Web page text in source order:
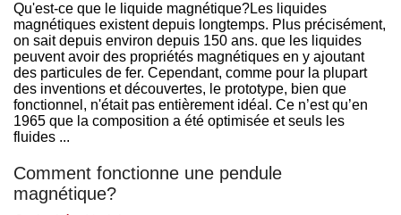
Qu'est-ce que le liquide magnétique?Les liquides
magnétiques existent depuis longtemps. Plus précisément,
on sait depuis environ depuis 150 ans. que les liquides
peuvent avoir des propriétés magnétiques en y ajoutant
des particules de fer. Cependant, comme pour la plupart
des inventions et découvertes, le prototype, bien que
fonctionnel, n'était pas entièrement idéal. Ce n’est qu’en
1965 que la composition a été optimisée et seuls les
fluides ...
Comment fonctionne une pendule
magnétique?